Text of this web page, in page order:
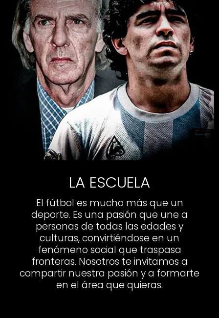
LA ESCUELA
El fútbol es mucho más que un
deporte. Es una pasión que une a
personas de todas las edades y
culturas, convirtiéndose en un
fenómeno social que traspasa
fronteras. Nosotros te invitamos a
compartir nuestra pasión y a formarte
en el área que quieras.